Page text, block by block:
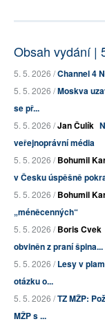
Obsah vydání |
5. 5. 2026 /Channel 4
5. 5. 2026 /Moskva
se př...
5. 5. 2026 /Jan Čulík
veřejnoprávní média
5. 5. 2026 /Bohumil
v Česku úspěšně
5. 5. 2026 /Bohumil
„méněcenných“
5. 5. 2026 /Boris Cvek
obviněn z praní špina...
5. 5. 2026 /Lesy v
otázku o...
5. 5. 2026 /TZ MŽP:
MŽP s ...